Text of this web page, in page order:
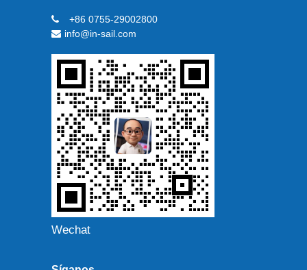
+86 0755-29002800
info@in-sail.com
Wechat